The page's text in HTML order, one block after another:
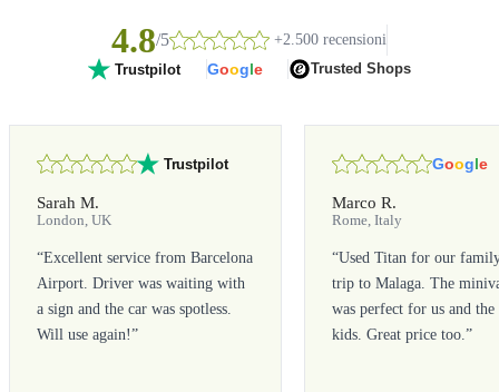
4.8/5 +2.500 recensioni
Trustpilot Google Trusted Shops
Trustpilot
Sarah M.
London, UK
“Excellent service from Barcelona
Airport. Driver was waiting with
a sign and the car was spotless.
Will use again!”
Google
Marco R.
Rome, Italy
“Used Titan for our
trip to Malaga. The
was perfect for us and the
kids. Great price too.”